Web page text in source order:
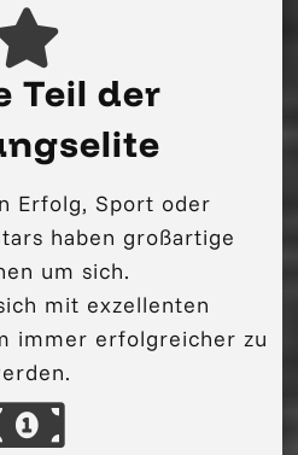
Teil der
Erfolg, Sport oder
haben großartige
um sich.
mit exzellenten
immer erfolgreicher zu